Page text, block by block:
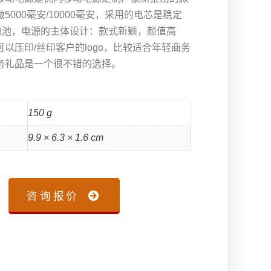
5000毫安/10000毫安，采用的电芯是稳定
，电源的主体设计：款式新颖，颜值高
以压印/丝印客户的logo，比较适合年轻商务
品是一个很不错的选择。
150 g
9.9 × 6.3 × 1.6 cm
咨询报价